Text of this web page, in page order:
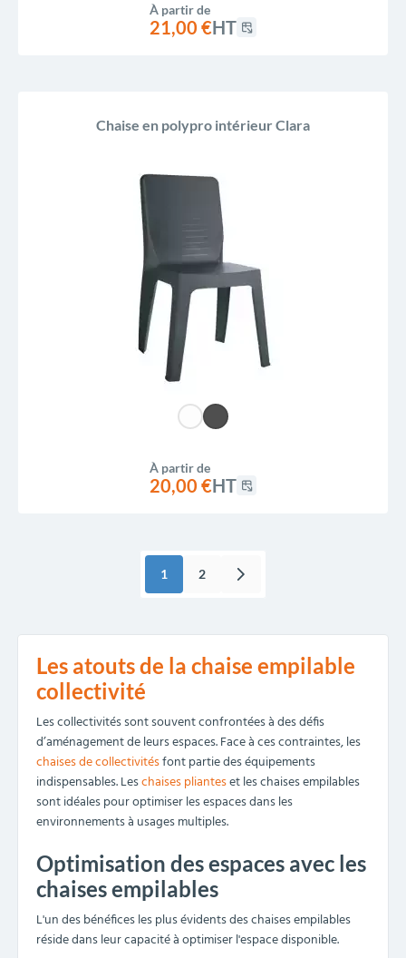
À partir de
21,00 €HT
Chaise en polypro intérieur Clara
À partir de
20,00 €HT
1 2
Les atouts de la chaise empilable
collectivité
Les collectivités sont souvent confrontées à des défis
d’aménagement de leurs espaces. Face à ces contraintes, les
chaises de collectivitésfont partie des équipements
indispensables. Leschaises plianteset les chaises empilables
sont idéales pour optimiser les espaces dans les
environnements à usages multiples.
Optimisation des espaces avec les
chaises empilables
L'un des bénéfices les plus évidents des chaises empilables
réside dans leur capacité à optimiser l'espace disponible.